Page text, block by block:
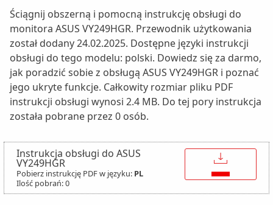
Ściągnij obszerną i pomocną instrukcję obsługi do
monitora ASUS VY249HGR. Przewodnik użytkowania
został dodany 24.02.2025. Dostępne języki instrukcji
obsługi do tego modelu: polski. Dowiedz się za darmo,
jak poradzić sobie z obsługą ASUS VY249HGR i poznać
jego ukryte funkcje. Całkowity rozmiar pliku PDF
instrukcji obsługi wynosi 2.4 MB. Do tej pory instrukcja
została pobrane przez 0 osób.
Instrukcja obsługi do ASUS
VY249HGR
Pobierz instrukcję PDF w języku: PL
Ilość pobrań: 0
↓